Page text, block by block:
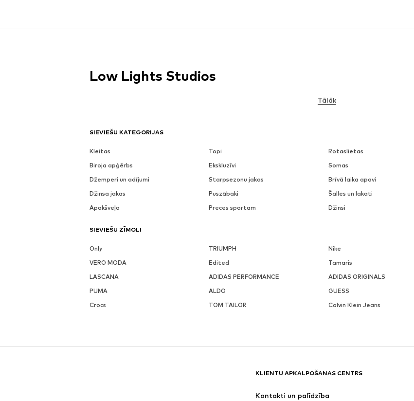
SIEVIEŠU KATEGORIJAS
Kleitas Topi Rotaslietas
Biroja apģērbs
Ekskluzīvi Somas
Džemperi un adījumi
Starpsezonu jakas Brīvā laika apavi
Džinsa jakas
Puszābaki Šalles un lakati
Apakšveļa
Preces sportam Džinsi
SIEVIEŠU ZĪMOLI
Only TRIUMPH Nike
VERO MODA
Edited Tamaris
LASCANA
ADIDAS PERFORMANCE ADIDAS ORIGINALS
PUMA
ALDO GUESS
Crocs
TOM TAILOR Calvin Klein Jeans
KLIENTU APKALPOŠANAS CENTRS
Kontakti un palīdzība
Low Lights Studios
Tālāk